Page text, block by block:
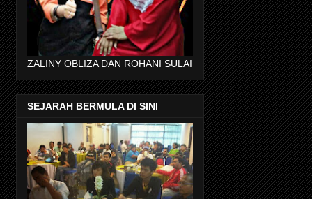
ZALINY OBLIZA DAN ROHANI SULAI
SEJARAH BERMULA DI SINI